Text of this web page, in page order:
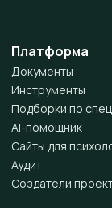
Платформа
Документы
Инструменты
Подборки по
AI-помощник
Сайты для
Аудит
Создатели